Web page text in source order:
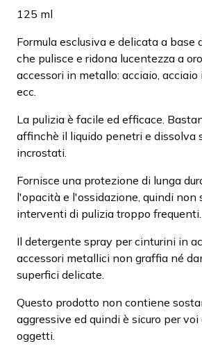
125 ml
Formula esclusiva e delicata a base
che pulisce e ridona lucentezza a
accessori in metallo: acciaio, acciaio
ecc.
La pulizia è facile ed efficace.
affinchè il liquido penetri e dissolva
incrostati.
Fornisce una protezione di lunga
l'opacità e l'ossidazione, quindi non
interventi di pulizia troppo frequenti.
Il detergente spray per cinturini in
accessori metallici non graffia né
superfici delicate.
Questo prodotto non contiene
aggressive ed quindi è sicuro per
oggetti.